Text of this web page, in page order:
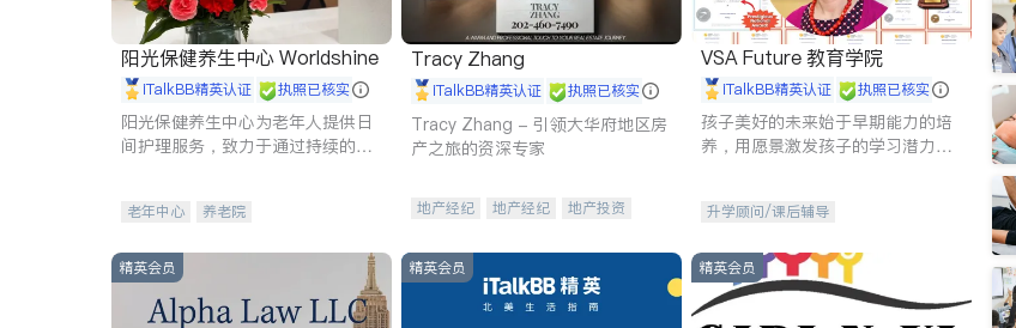
阳光保健养生中心 Worldshine
iTalkBB精英认证 执照已核实
阳光保健养生中心为老年人提供日
间护理服务，致力于通过持续的护
老年中心 养老院
Tracy Zhang
iTalkBB精英认证 执照已核实
Tracy Zhang - 引领大华府地区房
产之旅的资深专家
地产经纪 地产经纪
地产投资
VSA Future 教育学院
iTalkBB精英认证 执照已核实
孩子美好的未来始于早期能力的培
养，用愿景激发孩子的学习潜力和
升学顾问/课后辅导
精英会员 精英会员 精英会员